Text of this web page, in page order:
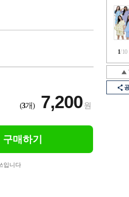
1/10
(3개) 7,200원
구매하기
입니다